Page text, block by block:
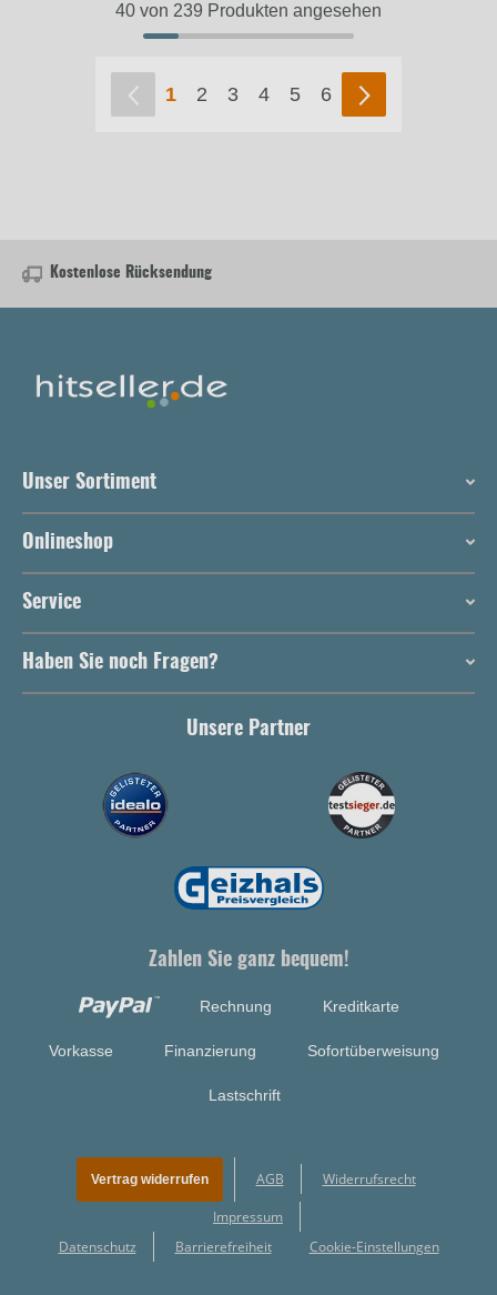
40 von 239 Produkten angesehen
1 2 3 4 5 6
Kostenlose Rücksendung
Unser Sortiment
Onlineshop
Service
Haben Sie noch Fragen?
Unsere Partner
Zahlen Sie ganz bequem!
Rechnung Kreditkarte
Vorkasse Finanzierung Sofortüberweisung
Lastschrift
Vertrag widerrufen AGB Widerrufsrecht
Impressum
Datenschutz
Barrierefreiheit Cookie-Einstellungen